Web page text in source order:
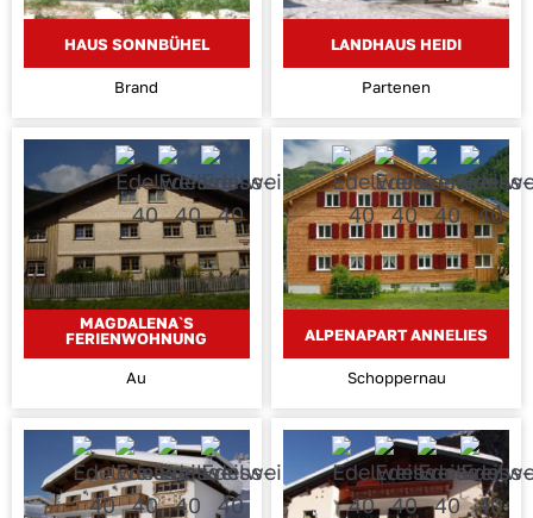
HAUS SONNBÜHEL
Brand
LANDHAUS HEIDI
Partenen
MAGDALENA`S
FERIENWOHNUNG
Au
ALPENAPART ANNELIES
Schoppernau